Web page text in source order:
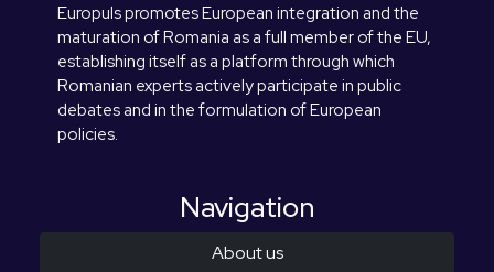
Europuls promotes European integration and the
maturation of Romania as a full member of the EU,
establishing itself as a platform through which
Romanian experts actively participate in public
debates and in the formulation of European
policies.
Navigation
About us